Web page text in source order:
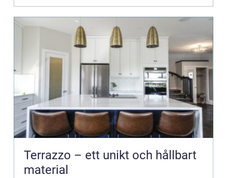
Terrazzo – ett unikt och hållbart
material